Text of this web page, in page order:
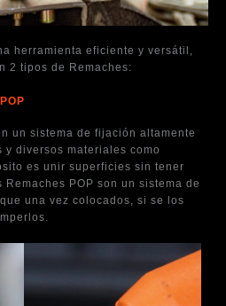
herramienta eficiente y versátil,
2 tipos de Remaches:
un sistema de fijación altamente
diversos materiales como
es unir superficies sin tener
POP son un sistema de
una vez colocados, si se los